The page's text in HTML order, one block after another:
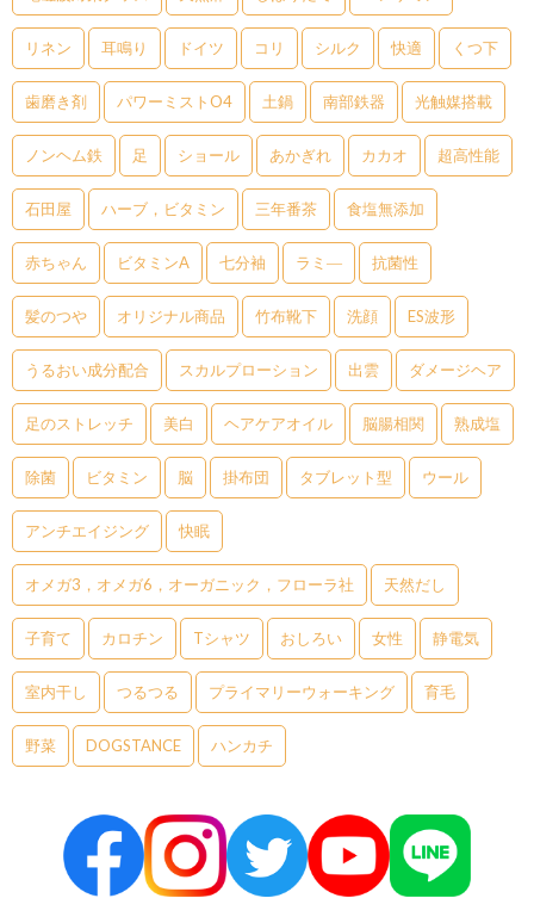
リネン 耳鳴り ドイツ コリ シルク 快適 くつ下
歯磨き剤 パワーミストO4 土鍋 南部鉄器 光触媒搭載
ノンヘム鉄 足 ショール あかぎれ カカオ 超高性能
石田屋 ハーブ，ビタミン 三年番茶 食塩無添加
赤ちゃん ビタミンA 七分袖 ラミ― 抗菌性
髪のつや オリジナル商品 竹布靴下 洗顔 ES波形
うるおい成分配合 スカルプローション 出雲 ダメージヘア
足のストレッチ 美白 ヘアケアオイル 脳腸相関 熟成塩
除菌 ビタミン 脳 掛布団 タブレット型 ウール
アンチエイジング 快眠
オメガ3，オメガ6，オーガニック，フローラ社 天然だし
子育て カロチン Tシャツ おしろい 女性 静電気
室内干し つるつる プライマリーウォーキング 育毛
野菜 DOGSTANCE ハンカチ